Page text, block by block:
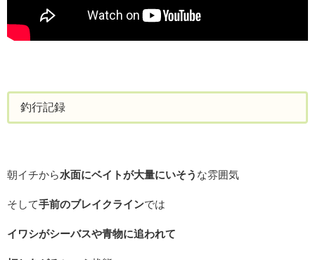
釣行記録
朝イチから水面にベイトが大量にいそう な雰囲気
そして手前のブレイクラインでは
イワシがシーバスや青物に追われて